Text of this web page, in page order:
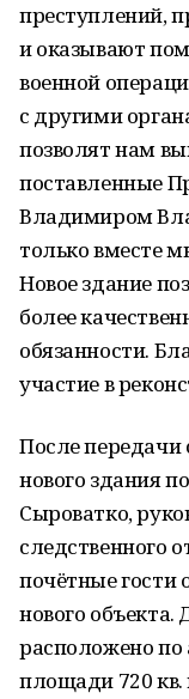
преступлений,
и оказывают
военной
с другими
позволят нам
поставленные
Владимиром
только вместе
Новое здание
более
обязанности.
участие в
После передачи
нового здания
Сыроватко,
следственного
почётные гости
нового объекта.
расположено по
площади 720